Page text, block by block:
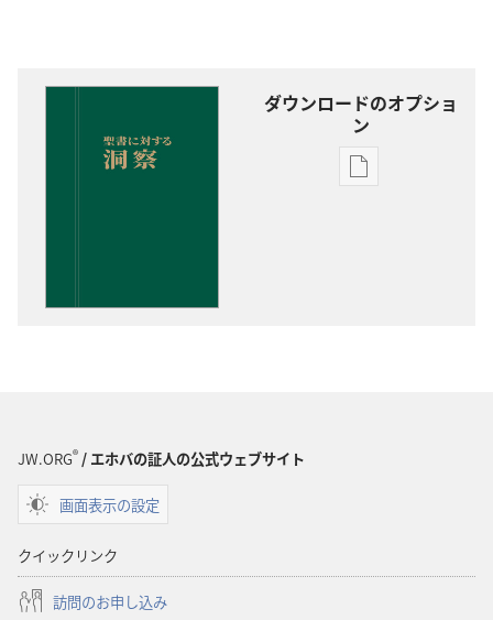
ダウンロードのオプショ
ン
出
JW.ORG®/ エホバの証人の公式ウェブサイト
画面表示の設定
クイックリンク
訪問のお申し込み